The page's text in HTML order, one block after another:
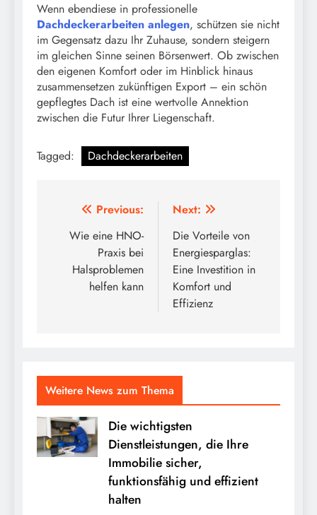
Wenn ebendiese in professionelle
Dachdeckerarbeiten anlegen, schützen sie nicht
im Gegensatz dazu Ihr Zuhause, sondern steigern
im gleichen Sinne seinen Börsenwert. Ob zwischen
den eigenen Komfort oder im Hinblick hinaus
zusammensetzen zukünftigen Export – ein schön
gepflegtes Dach ist eine wertvolle Annektion
zwischen die Futur Ihrer Liegenschaft.
Tagged: Dachdeckerarbeiten
Post
navigation
Previous:
Wie eine HNO-
Praxis bei
Halsproblemen
helfen kann
Next:
Die Vorteile von
Energiesparglas:
Eine Investition in
Komfort und
Effizienz
Weitere News zum Thema
Die wichtigsten
Dienstleistungen, die Ihre
Immobilie sicher,
funktionsfähig und effizient
halten